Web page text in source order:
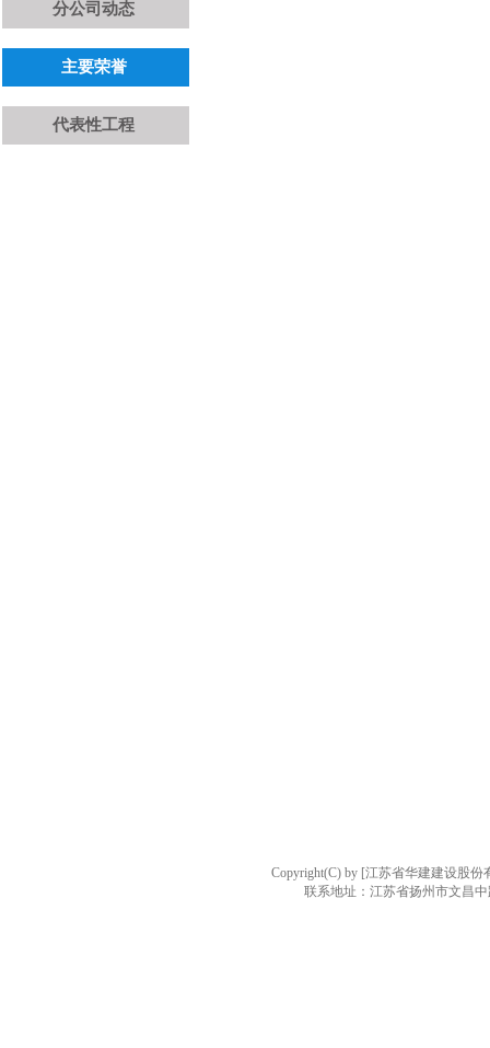
分公司动态
主要荣誉
代表性工程
Copyright(C) by [江苏省华建建设股份
联系地址：江苏省扬州市文昌